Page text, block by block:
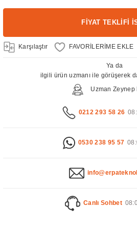
FİYAT TEKLİFİ
Karşılaştır
Ya da
ilgili ürün uzmanı ile görüşerek
Uzman Zeynep
0212 293 58 26
0530 238 95 57
Canlı Sohbet